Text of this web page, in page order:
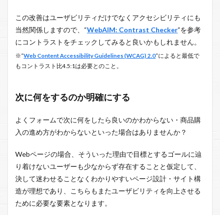
この改善はユーザビリティだけでなくアクセシビリティにも
当然関係しますので、“WebAIM: Contrast Checker”を参考
にコントラストをチェックしてみると良いかもしれません。
※“Web Content Accessibility Guidelines (WCAG) 2.0”によると最低で
もコントラスト比4.5:1は必要とのこと。
次に何をするのか明確にする
よくフォームで次に何をしたら良いのかわからない・商品購
入の進め方がわからないといった場合はありませんか？
Webページの場合、そういった理由で目標とするゴールに辿
り着けないユーザーも少なからず存在することと仮定して、
決して迷わせることなくわかりやすいページ設計・サイト構
造が理想であり、こちらもまたユーザビリティを向上させる
ために必要な要素となります。